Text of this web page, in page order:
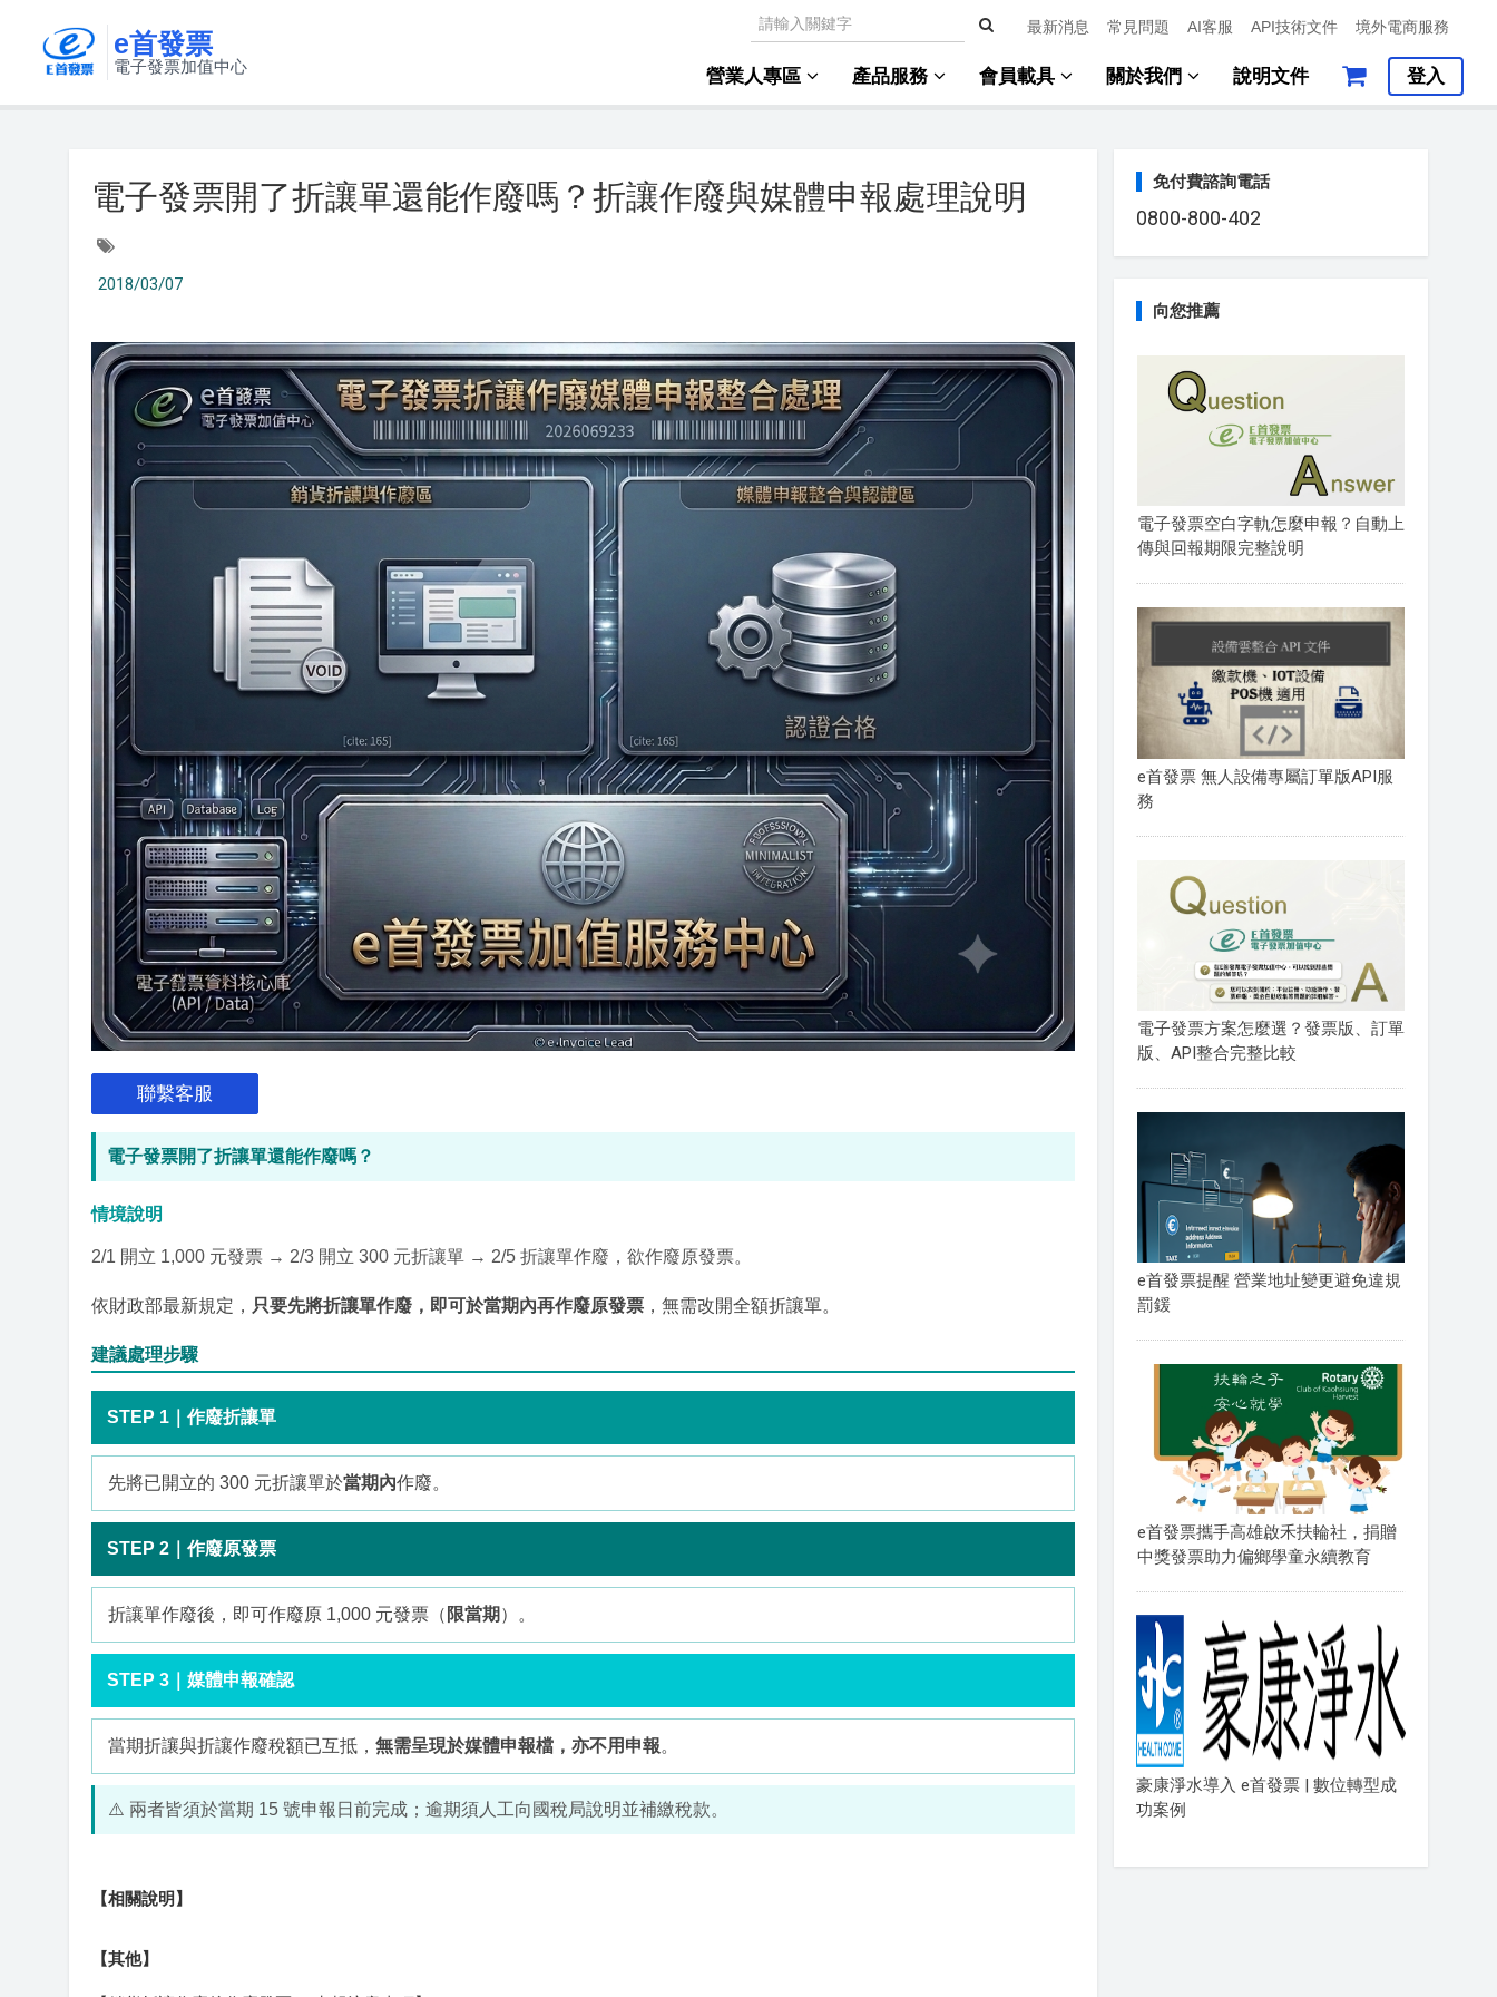
e首發票
電子發票加值中心
最新消息 常見問題 AI客服 API技術文件 境外電商服務
營業人專區 產品服務 會員載具 關於我們 說明文件 登入
電子發票開了折讓單還能作廢嗎？折讓作廢與媒體申報處理說明
2018/03/07
聯繫客服
電子發票開了折讓單還能作廢嗎？
情境說明
2/1 開立 1,000 元發票 → 2/3 開立 300 元折讓單 → 2/5 折讓單作廢，欲作廢原發票。
依財政部最新規定， 只要先將折讓單作廢，即可於當期內再作廢原發票 ，無需改開全額折讓單。
建議處理步驟
STEP 1｜作廢折讓單
先將已開立的 300 元折讓單於當期內作廢。
STEP 2｜作廢原發票
折讓單作廢後，即可作廢原 1,000 元發票（ 限當期 ）。
STEP 3｜媒體申報確認
當期折讓與折讓作廢稅額已互抵， 無需呈現於媒體申報檔，亦不用申報。
⚠️ 兩者皆須於當期 15 號申報日前完成；逾期須人工向國稅局說明並補繳稅款。
【相關說明】
【其他】
免付費諮詢電話
0800-800-402
向您推薦
電子發票空白字軌怎麼申報？自動上
傳與回報期限完整說明
e首發票 無人設備專屬訂單版API服
務
電子發票方案怎麼選？發票版、訂單
版、API整合完整比較
e首發票提醒 營業地址變更避免違規
罰鍰
e首發票攜手高雄啟禾扶輪社，捐贈
中獎發票助力偏鄉學童永續教育
豪康淨水導入 e首發票 | 數位轉型成
功案例